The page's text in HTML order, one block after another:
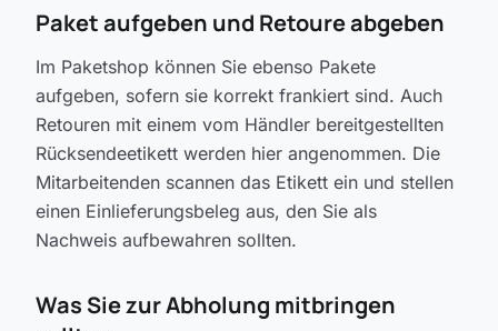
Paket aufgeben und Retoure abgeben
Im Paketshop können Sie ebenso Pakete
aufgeben, sofern sie korrekt frankiert sind. Auch
Retouren mit einem vom Händler bereitgestellten
Rücksendeetikett werden hier angenommen. Die
Mitarbeitenden scannen das Etikett ein und stellen
einen Einlieferungsbeleg aus, den Sie als
Nachweis aufbewahren sollten.
Was Sie zur Abholung mitbringen